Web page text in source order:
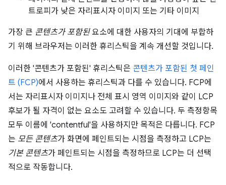
트로피가 낮은 자리표시자 이미지 또는 기타 이미지
가장 큰 콘텐츠가 포함된요소에 대한 사용자의 기대에 부합하
기 위해 브라우저는 이러한 휴리스틱을 계속 개선할 것입니다.
이러한 '콘텐츠가 포함된' 휴리스틱은 콘텐츠가 포함된 첫 페인
트 (FCP)에서 사용하는 휴리스틱과 다를 수 있습니다. FCP에
서는 자리표시자 이미지나 전체 표시 영역 이미지와 같이 LCP
후보가 될 자격이 없는 요소도 고려할 수 있습니다. 두 측정항목
모두 이름에 'contentful'을 사용하지만 목적은 다릅니다. FCP
는 모든 콘텐츠가 화면에 페인트되는 시점을 측정하고 LCP는
기본 콘텐츠가 페인트되는 시점을 측정하므로 LCP는 더 선택
적으로 작동합니다.